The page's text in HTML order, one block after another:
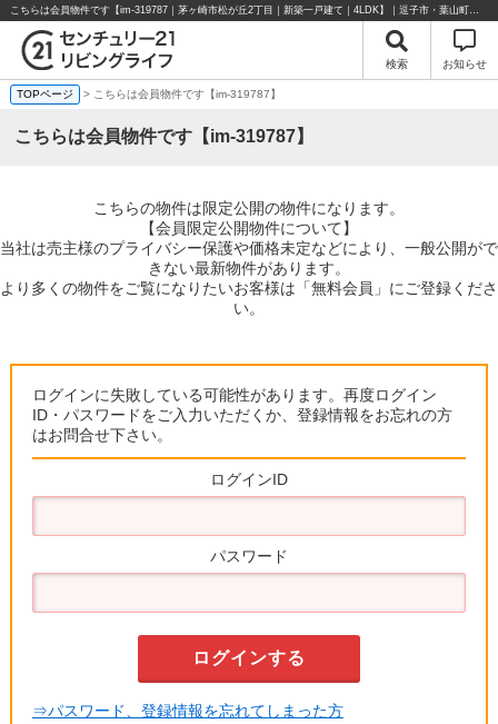
こちらは会員物件です【im-319787｜茅ヶ崎市松が丘2丁目｜新築一戸建て｜4LDK】｜逗子市・葉山町・湘南エリアの不動産のことならセンチュリー21リビングライフにお任せください！
検索 お知らせ
TOPページ > こちらは会員物件です【im-319787】
こちらは会員物件です【im-319787】
こちらの物件は限定公開の物件になります。
【会員限定公開物件について】
当社は売主様のプライバシー保護や価格未定などにより、一般公開がで
きない最新物件があります。
より多くの物件をご覧になりたいお客様は「無料会員」にご登録くださ
い。
ログインに失敗している可能性があります。再度ログイン
ID・パスワードをご入力いただくか、登録情報をお忘れの方
はお問合せ下さい。
ログインID
パスワード
⇒パスワード、登録情報を忘れてしまった方